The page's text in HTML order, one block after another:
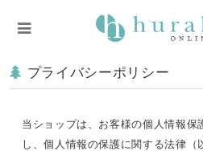
プライバシーポリシー
当ショップは、お客様の個人情報保
し、個人情報の保護に関する法律（